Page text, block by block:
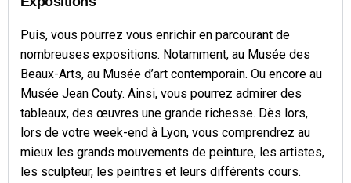
Puis, vous pourrez vous enrichir en parcourant de
nombreuses expositions. Notamment, au Musée des
Beaux-Arts, au Musée d’art contemporain. Ou encore au
Musée Jean Couty. Ainsi, vous pourrez admirer des
tableaux, des œuvres une grande richesse. Dès lors,
lors de votre week-end à Lyon, vous comprendrez au
mieux les grands mouvements de peinture, les artistes,
les sculpteur, les peintres et leurs différents cours.